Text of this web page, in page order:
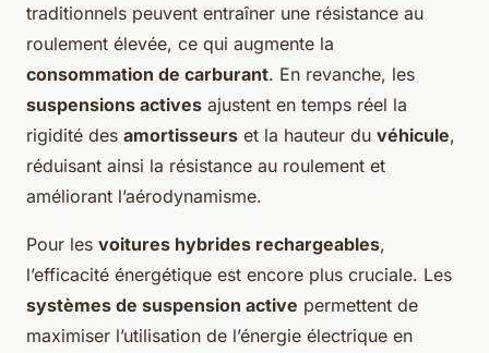
traditionnels peuvent entraîner une résistance au
roulement élevée, ce qui augmente la
consommation de carburant. En revanche, les
suspensions actives ajustent en temps réel la
rigidité des amortisseurs et la hauteur du véhicule,
réduisant ainsi la résistance au roulement et
améliorant l’aérodynamisme.
Pour les voitures hybrides rechargeables,
l’efficacité énergétique est encore plus cruciale. Les
systèmes de suspension active permettent de
maximiser l’utilisation de l’énergie électrique en